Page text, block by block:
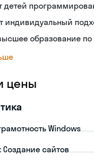
детей
индивидуальный
образование
цены
Windows
сайтов